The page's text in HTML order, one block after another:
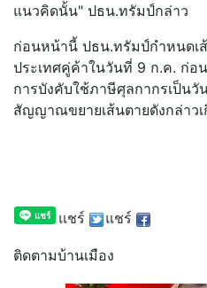
แนวคิดนั้น" ปธน.ทรัมป์กล่าว
ก่อนหน้านี้ ปธน.ทรัมป์กำหนดเ
ประเทศคู่ค้าในวันที่ 9 ก.ค. ก่อ
การบังคับใช้ภาษีศุลกากรเป็นวั
สัญญาณขยายเส้นตายดังกล่าว
แชร์ แชร์
ติดตามบ้านเมือง